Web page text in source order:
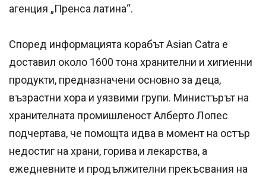
агенция „Пренса латина“.
Според информацията корабът Asian Catra е
доставил около 1600 тона хранителни и хигиенни
продукти, предназначени основно за деца,
възрастни хора и уязвими групи. Министърът на
хранителната промишленост Алберто Лопес
подчертава, че помощта идва в момент на остър
недостиг на храни, горива и лекарства, а
ежедневните и продължителни прекъсвания на